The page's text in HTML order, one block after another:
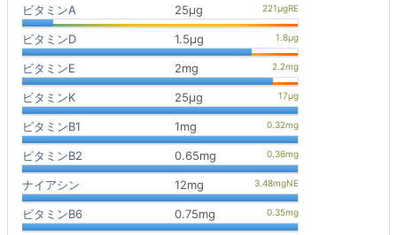
ビタミンA
25μg
ビタミンD 1.5μg
ビタミンE 2mg
ビタミンK 25μg
ビタミンB1 1mg
ビタミンB2 0.65mg
ナイアシン 12mg
ビタミンB6 0.75mg